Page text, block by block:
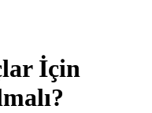
İçin